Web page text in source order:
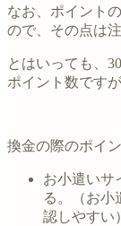
なお、ポイント
ので、その点は
とはいっても、
ポイント数です
換金の際のポイ
お小遣いサ
る。（お小
認しやすい）